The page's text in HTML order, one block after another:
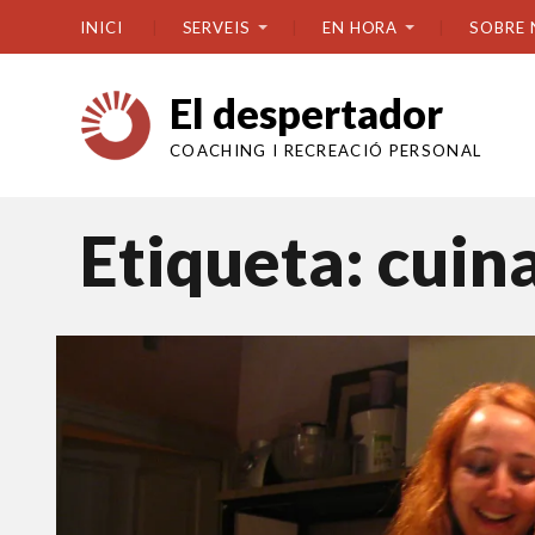
INICI SERVEIS EN HORA SOBRE
El despertador
COACHING I RECREACIÓ PERSONAL
Etiqueta: